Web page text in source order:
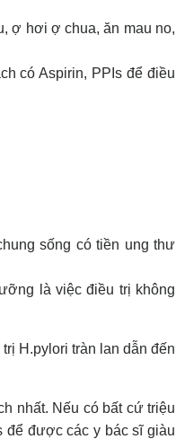
ợ hơi ợ chua, ăn mau no,
có Aspirin, PPIs để điều
sống có tiền ung thư
là việc điều trị không
H.pylori tràn lan dẫn đến
nhất. Nếu có bất cứ triệu
để được các y bác sĩ giàu